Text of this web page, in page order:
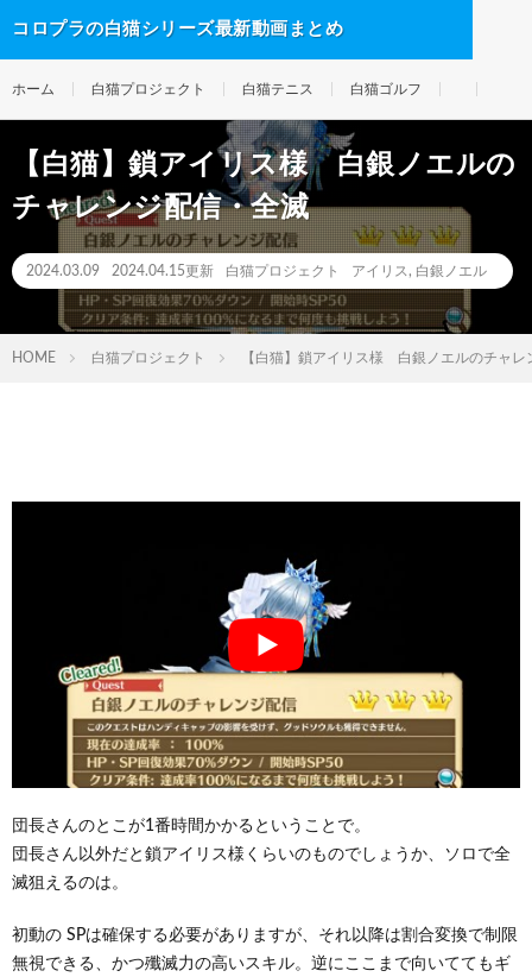
コロプラの白猫シリーズ最新動画まとめ
ホーム 白猫プロジェクト 白猫テニス 白猫ゴルフ
【白猫】鎖アイリス様 白銀ノエルの
チャレンジ配信・全滅
2024.03.09 2024.04.15更新 白猫プロジェクト アイリス , 白銀ノエル
HOME 白猫プロジェクト 【白猫】鎖アイリス様 白銀ノエルのチャレ
団長さんのとこが1番時間かかるということで。
団長さん以外だと鎖アイリス様くらいのものでしょうか、ソロで全
滅狙えるのは。
初動の SPは確保する必要がありますが、それ以降は割合変換で制限
無視できる、かつ殲滅力の高いスキル。逆にここまで向いててもギ